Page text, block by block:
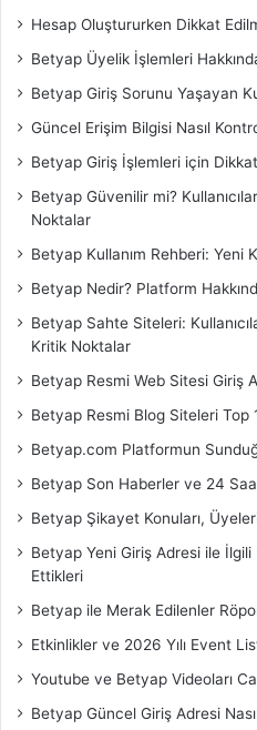
Hesap Oluştururken Dikkat
Betyap Üyelik İşlemleri
Betyap Giriş Sorunu Yaşayan
Güncel Erişim Bilgisi Nasıl
Betyap Giriş İşlemleri için
Betyap Güvenilir mi?
Noktalar
Betyap Kullanım Rehberi: Yeni
Betyap Nedir? Platform
Betyap Sahte Siteleri:
Kritik Noktalar
Betyap Resmi Web Sitesi Giriş
Betyap Resmi Blog Siteleri Top
Betyap.com Platformun
Betyap Son Haberler ve 24
Betyap Şikayet Konuları,
Betyap Yeni Giriş Adresi ile
Ettikleri
Betyap ile Merak Edilenler
Etkinlikler ve 2026 Yılı Event
Youtube ve Betyap Videoları
Betyap Güncel Giriş Adresi